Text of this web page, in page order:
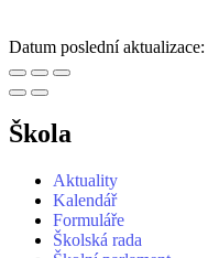
Datum poslední aktualizace:
Škola
Aktuality
Kalendář
Formuláře
Školská rada